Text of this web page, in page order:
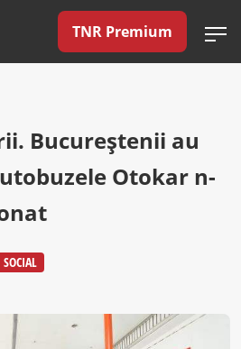
TNR Premium
Bucureştenii au
Otokar n-
SOCIAL